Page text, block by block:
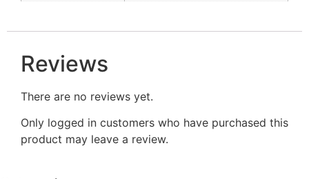
Reviews
There are no reviews yet.
Only logged in customers who have purchased this
product may leave a review.